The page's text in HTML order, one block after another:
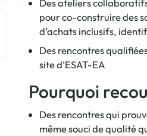
Des ateliers
pour co-construire des
d’achats inclusifs,
Des rencontres
site d’ESAT-EA
Pourquoi
Des rencontres qui
même souci de qualité